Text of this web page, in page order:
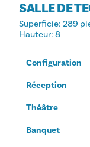
SALLE DE
Superficie: 289
Hauteur: 8
Configuration
Réception
Théâtre
Banquet